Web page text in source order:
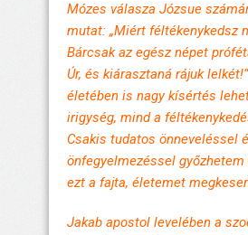
Mózes válasza Józsue
mutat: „Miért féltékenykedsz
Bárcsak az egész népet
Úr, és kiárasztaná rájuk
életében is nagy kísértés
irigység, mind a
Csakis tudatos önneveléssel
önfegyelmezéssel
ezt a fajta, életemet
Jakab apostol levelében a